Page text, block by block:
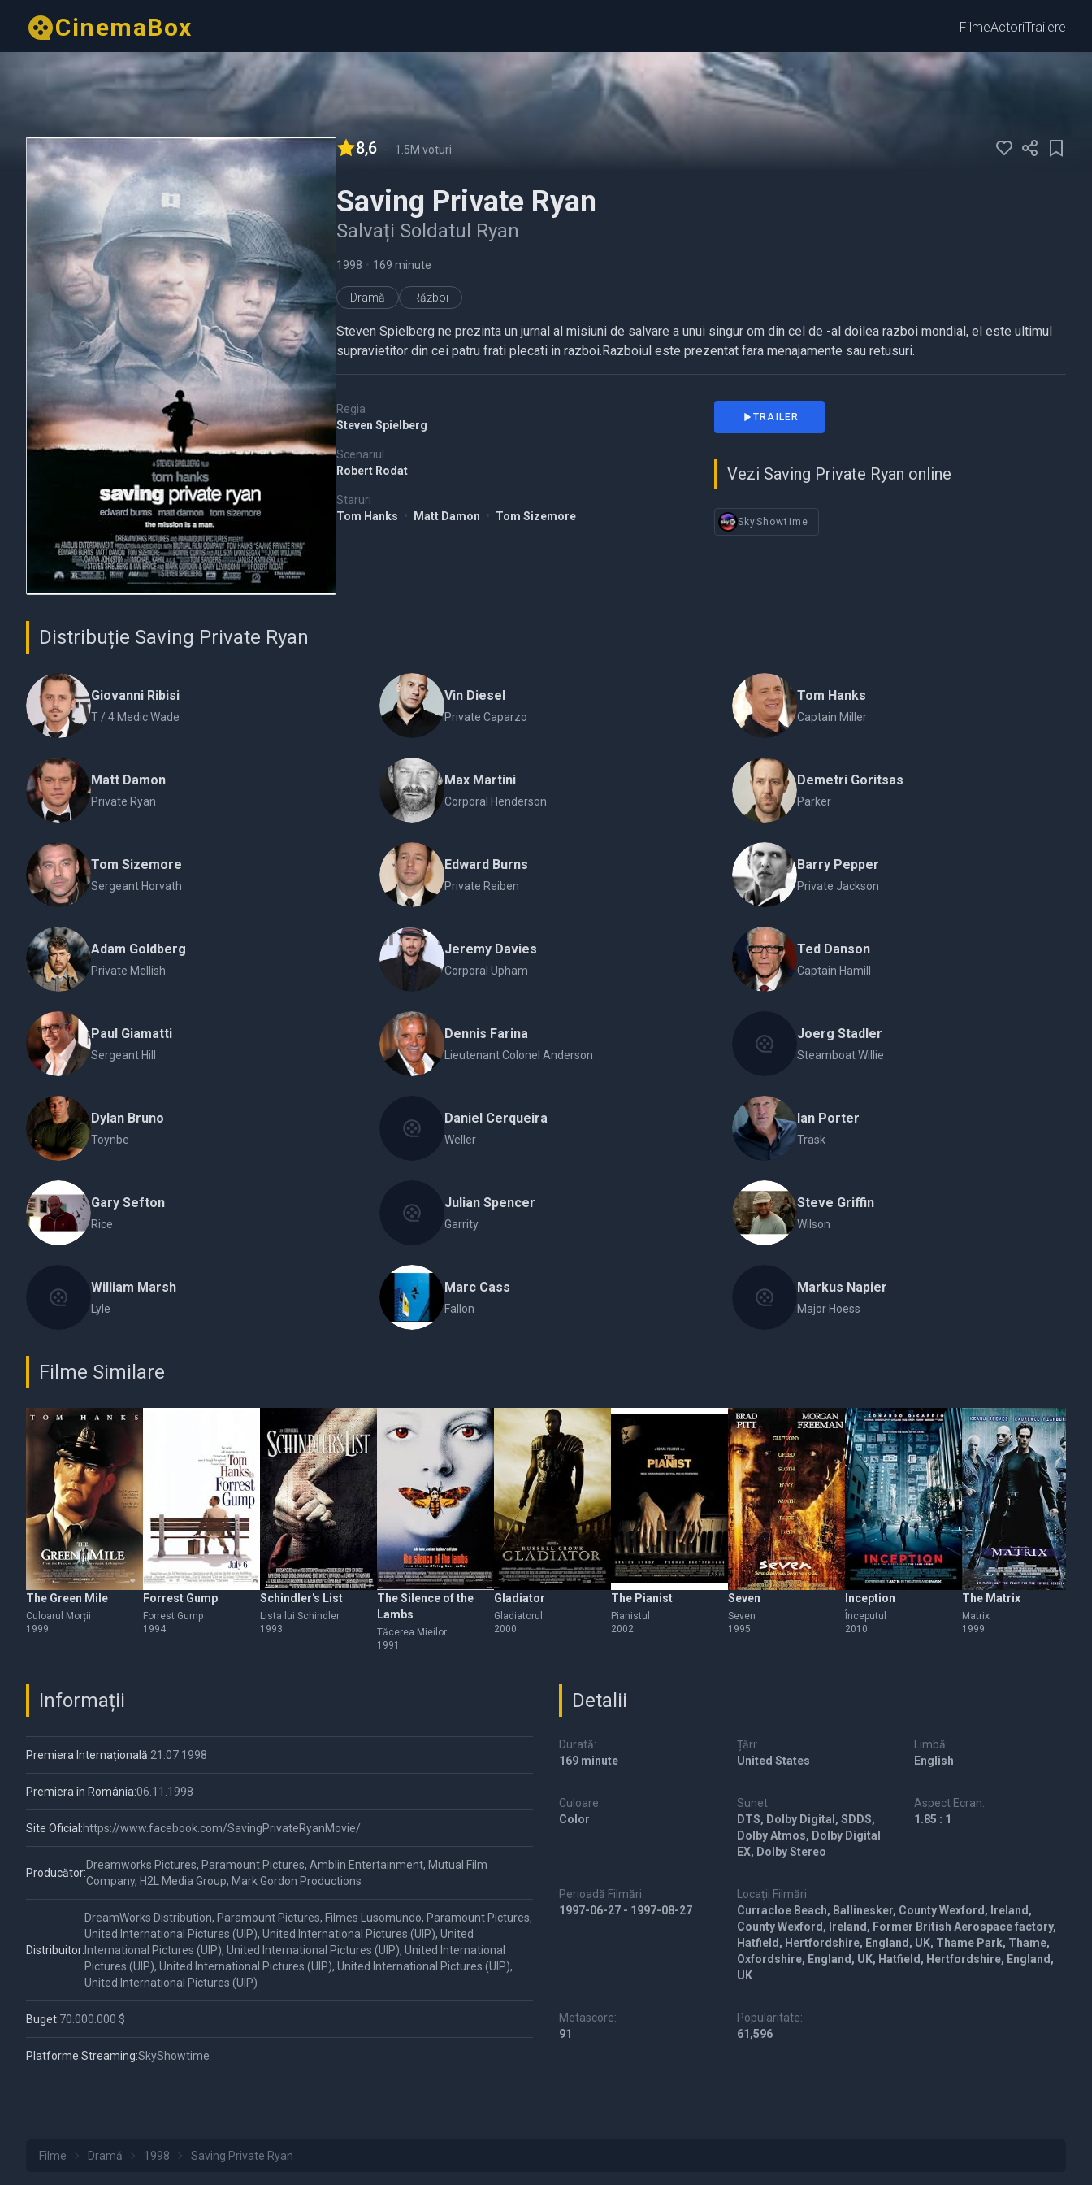
CinemaBox FilmeActoriTrailere
8,6 1.5M voturi
Saving Private Ryan
Salvați Soldatul Ryan
1998 • 169 minute
Dramă Război
Steven Spielberg ne prezinta un jurnal al misiuni de salvare a unui singur om din cel de -al doilea razboi mondial, el este ultimul
supravietitor din cei patru frati plecati in razboi.Razboiul este prezentat fara menajamente sau retusuri.
Regia
Steven Spielberg
Scenariul
Robert Rodat
Staruri
Tom Hanks • Matt Damon • Tom Sizemore
TRAILER
Vezi Saving Private Ryan online
SkyShowtime
Distribuție Saving Private Ryan
Giovanni Ribisi
T / 4 Medic Wade
Vin Diesel
Private Caparzo
Tom Hanks
Captain Miller
Matt Damon
Private Ryan
Max Martini
Corporal Henderson
Demetri Goritsas
Parker
Tom Sizemore
Sergeant Horvath
Edward Burns
Private Reiben
Barry Pepper
Private Jackson
Adam Goldberg
Private Mellish
Jeremy Davies
Corporal Upham
Ted Danson
Captain Hamill
Paul Giamatti
Sergeant Hill
Dennis Farina
Lieutenant Colonel Anderson
Joerg Stadler
Steamboat Willie
Dylan Bruno
Toynbe
Daniel Cerqueira
Weller
Ian Porter
Trask
Gary Sefton
Rice
Julian Spencer
Garrity
Steve Griffin
Wilson
William Marsh
Lyle
Marc Cass
Fallon
Markus Napier
Major Hoess
Filme Similare
The Green Mile
Culoarul Morții
1999
Forrest Gump
Forrest Gump
1994
Schindler's List
Lista lui Schindler
1993
The Silence of the
Lambs
Tăcerea Mieilor
1991
Gladiator
Gladiatorul
2000
The Pianist
Pianistul
2002
Seven
Seven
1995
Inception
Începutul
2010
The Matrix
Matrix
1999
Informații
Premiera Internațională:21.07.1998
Premiera în România:06.11.1998
Site Oficial:https://www.facebook.com/SavingPrivateRyanMovie/
Producător:
Dreamworks Pictures, Paramount Pictures, Amblin Entertainment, Mutual Film
Company, H2L Media Group, Mark Gordon Productions
Distribuitor:
DreamWorks Distribution, Paramount Pictures, Filmes Lusomundo, Paramount Pictures,
United International Pictures (UIP), United International Pictures (UIP), United
International Pictures (UIP), United International Pictures (UIP), United International
Pictures (UIP), United International Pictures (UIP), United International Pictures (UIP),
United International Pictures (UIP)
Buget:70.000.000 $
Platforme Streaming:SkyShowtime
Detalii
Durată:
169 minute
Țări:
United States
Limbă:
English
Culoare:
Color
Sunet:
DTS, Dolby Digital, SDDS,
Dolby Atmos, Dolby Digital
EX, Dolby Stereo
Aspect Ecran:
1.85 : 1
Perioadă Filmări:
1997-06-27 - 1997-08-27
Locații Filmări:
Curracloe Beach, Ballinesker, County Wexford, Ireland,
County Wexford, Ireland, Former British Aerospace factory,
Hatfield, Hertfordshire, England, UK, Thame Park, Thame,
Oxfordshire, England, UK, Hatfield, Hertfordshire, England,
UK
Metascore:
91
Popularitate:
61,596
Filme Dramă 1998 Saving Private Ryan